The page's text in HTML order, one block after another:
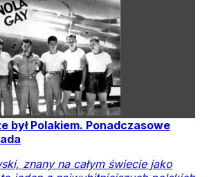
był Polakiem. Ponadczasowe
znany na całym świecie jako